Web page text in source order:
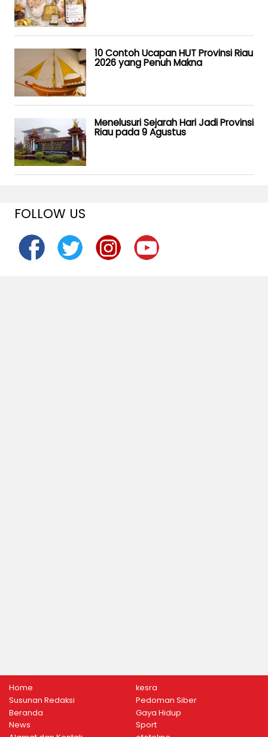
10 Contoh Ucapan HUT Provinsi Riau
2026 yang Penuh Makna
Menelusuri Sejarah Hari Jadi Provinsi
Riau pada 9 Agustus
FOLLOW US
Home
Susunan Redaksi
Beranda
News
kesra
Pedoman Siber
Gaya Hidup
Sport